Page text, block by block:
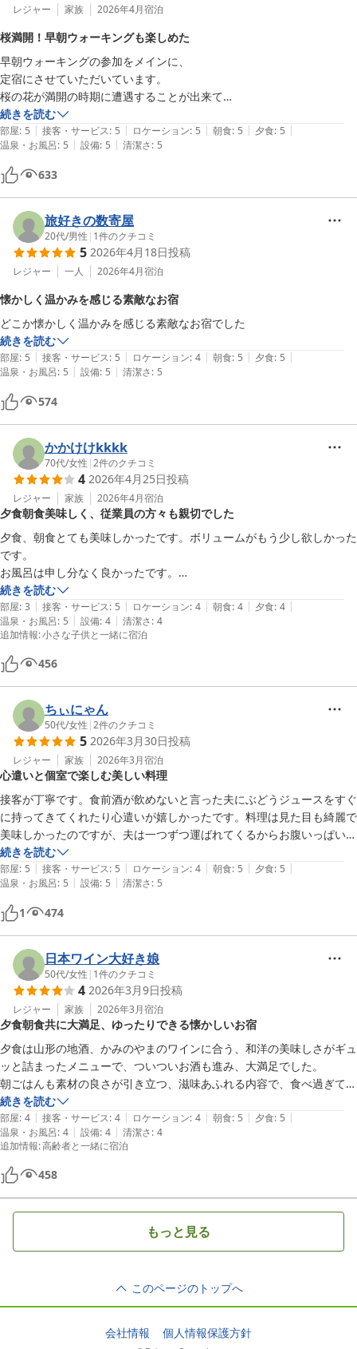
レジャー 家族 2026年4月宿泊
桜満開！早朝ウォーキングも楽しめた
早朝ウォーキングの参加をメインに、
定宿にさせていただいています。
桜の花が満開の時期に遭遇することが出来て
楽しい時間を過ごすことが出来ました。
スタッフの皆さんも親切に、心地よく滞在させていただきました。
続きを読む
部屋: 5 | 接客・サービス: 5 | ロケーション: 5 | 朝食: 5 | 夕食: 5 |
温泉・お風呂: 5 | 設備: 5 | 清潔さ: 5
633
旅好きの数寄屋
20代/男性 | 1件のクチコミ
5 2026年4月18日投稿
レジャー 一人 2026年4月宿泊
懐かしく温かみを感じる素敵なお宿
どこか懐かしく温かみを感じる素敵なお宿でした
続きを読む
部屋: 5 | 接客・サービス: 5 | ロケーション: 4 | 朝食: 5 | 夕食: 5 |
温泉・お風呂: 5 | 設備: 5 | 清潔さ: 5
574
かかけけkkkk
70代/女性 |2件のクチコミ
4 2026年4月25日投稿
レジャー 家族 2026年4月宿泊
夕食朝食美味しく、従業員の方々も親切でした
夕食、朝食とても美味しかったです。ボリュームがもう少し欲しかった
です。
お風呂は申し分なく良かったです。
従業員の方は、孫の名前を皆さん覚えてくれていて、優しく話しかけて
くれて、大変嬉しかったです。
続きを読む
部屋: 3 | 接客・サービス: 5 | ロケーション: 4 | 朝食: 4 | 夕食: 4 |
温泉・お風呂: 5 | 設備: 4 | 清潔さ: 4
追加情報:小さな子供と一緒に宿泊
456
ちぃにゃん
50代/女性 |2件のクチコミ
5 2026年3月30日投稿
レジャー 家族 2026年3月宿泊
心遣いと個室で楽しむ美しい料理
接客が丁寧です。食前酒が飲めないと言った夫にぶどうジュースをすぐ
に持ってきてくれたり心遣いが嬉しかったです。料理は見た目も綺麗で
美味しかったのですが、夫は一つずつ運ばれてくるからお腹いっぱいに
なるから全部並んでるといいと言っていましたが、私はこういう形式で
食べる機会がなかったのでいいと思いました。個室で食べれると他の人
を気にしなくていいのでそこも良かったです。
続きを読む
部屋: 5 | 接客・サービス: 5 | ロケーション: 4 | 朝食: 5 | 夕食: 5 |
温泉・お風呂: 5 | 設備: 5 | 清潔さ: 5
1 474
日本ワイン大好き娘
50代/女性 | 1件のクチコミ
4 2026年3月9日投稿
レジャー 家族 2026年3月宿泊
夕食朝食共に大満足、ゆったりできる懐かしいお宿
夕食は山形の地酒、かみのやまのワインに合う、和洋の美味しさがギュ
ッと詰まったメニューで、ついついお酒も進み、大満足でした。
朝ごはんも素材の良さが引き立つ、滋味あふれる内容で、食べ過ぎてし
まうほどでした。
インバウンドの団体客などはなく、大人がゆったり、のんびり出来る日
本らしい、懐かしい感じのお宿でした。一緒に泊まった母も、とても喜
んでくれました！
続きを読む
部屋: 4 | 接客・サービス: 4 | ロケーション: 4 | 朝食: 5 | 夕食: 5 |
温泉・お風呂: 4 | 設備: 4 | 清潔さ: 4
追加情報:高齢者と一緒に宿泊
458
もっと見る
このページのトップへ
会社情報 個人情報保護方針